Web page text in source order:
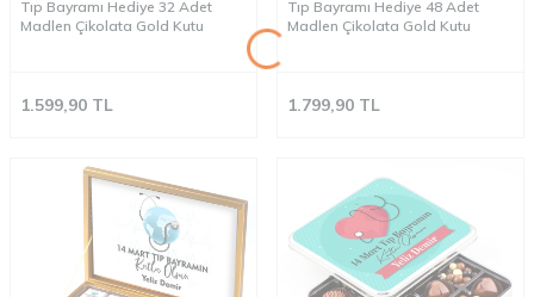
Tıp Bayramı Hediye 32 Adet
Madlen Çikolata Gold Kutu
1.599,90 TL
Tıp Bayramı Hediye 48 Adet
Madlen Çikolata Gold Kutu
1.799,90 TL